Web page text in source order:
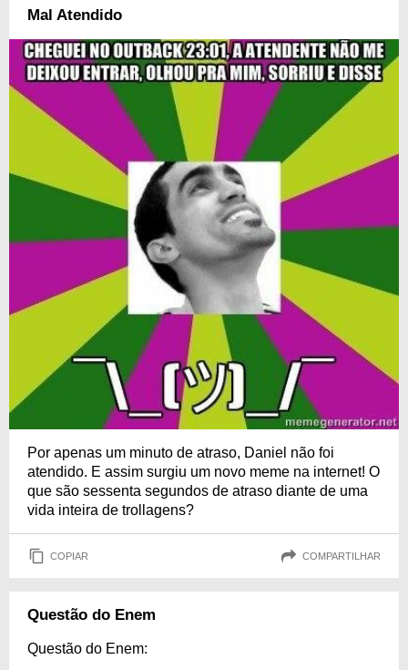
Mal Atendido
Por apenas um minuto de atraso, Daniel não foi
atendido. E assim surgiu um novo meme na internet! O
que são sessenta segundos de atraso diante de uma
vida inteira de trollagens?
COPIAR COMPARTILHAR
Questão do Enem
Questão do Enem: